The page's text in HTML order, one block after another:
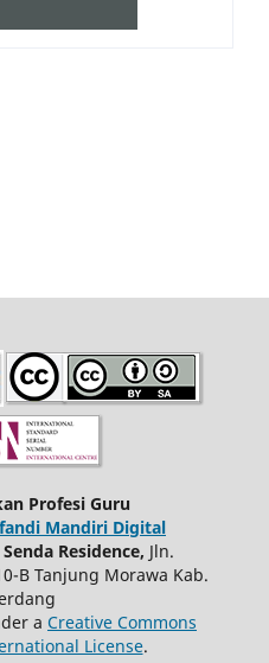
Profesi Guru
Mandiri Digital
Residence, Jln.
B Tanjung Morawa Kab.
a Creative Commons
License.